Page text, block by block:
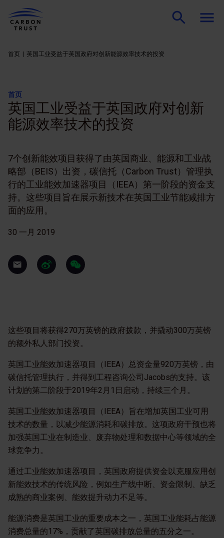
首页 英国工业受益于英国政府对创新能源效率技术的投资
首页
英国工业受益于英国政府对创新
能源效率技术的投资
7个创新能效项目获得了由英国商业、能源和工业战
略部（BEIS）出资，碳信托（Carbon Trust）管理执
行的工业能效加速器项目（IEEA）第一阶段的资金支
持。这些项目旨在展示新技术在英国工业节能减排方
面的应用。
30 一月 2019
这些项目将获得270万英镑的政府拨款，并撬动300万英镑
的额外私人部门投资。
英国工业能效加速器项目（IEEA）总资金量920万英镑，由
碳信托管理执行，并得到工程咨询公司Jacobs的支持。该
计划的第二阶段于2019年2月1日启动，持续三个月。
英国工业能效加速器项目（IEEA）旨在增加英国工业可用
技术的数量，以减少能源消耗和碳排放。这项政府干预也将
加强英国工业在制造业、废弃物处理和数据中心等领域的全
球竞争力。
通过工业能效加速器项目，英国政府提供资金以克服应用创
新能效技术的传统风险，例如生产线中断、资金限制、缺乏
成熟的商业案例、能效提升动力不足等。
能源消费是英国工业的重要成本之一，英国工业能耗占能源
消费总量的17%，贡献了英国碳排放总量的五分之一。